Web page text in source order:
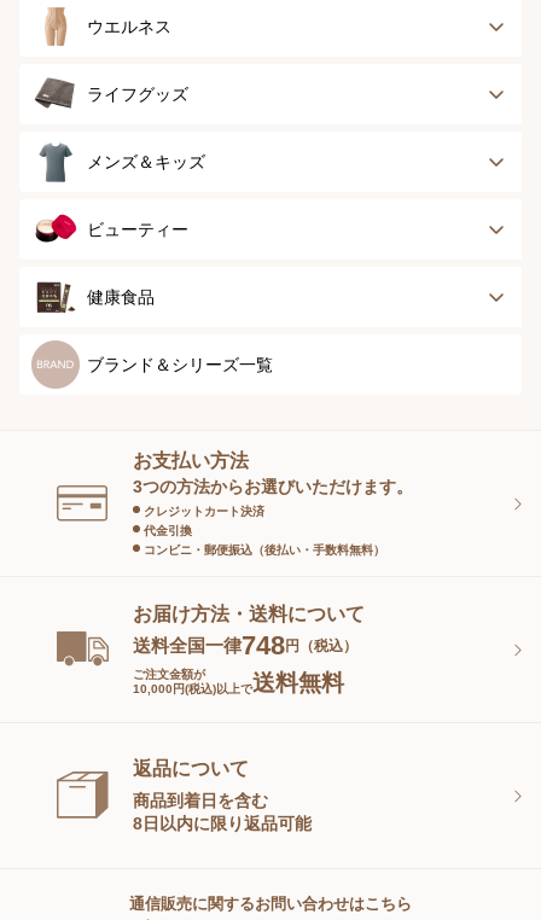
ブラジャー
ボディースーツ
ランジェリー
イツ
ウエルネス
健康サポート
スポーツ
ライフグッズ
アウター
グッズ
メンズ＆キッズ
メンズトップ
メンズソックス
ビューティー
スキンケア
スペシャルケア
スキンケアグッズ
健康食品
健康食品
ブランド＆シリーズ一覧
お支払い方法
3つの方法からお選びいただけます。
クレジットカート決済
代金引換
コンビニ・郵便振込（後払い・手数料無料）
お届け方法・送料について
送料全国一律748円（税込）
ご注文金額が
10,000円(税込)以上で送料無料
返品について
商品到着日を含む
8日以内に限り返品可能
通信販売に関するお問い合わせはこちら